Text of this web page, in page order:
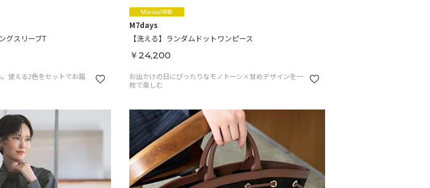
グスリーブT
使える2色をセットでお届
M7days
【洗える】ランダムドットワンピース
￥24,200
お出かけの日にぴったりなモノトーン×甘めデザインを一
枚で楽しむ